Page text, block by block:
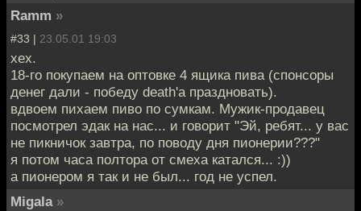
Ramm »
#33 | 23.05.01 19:03
хех.
18-го покупаем на оптовке 4 ящика пива (спонсоры
денег дали - победу death'а праздновать).
вдвоем пихаем пиво по сумкам. Мужик-продавец
посмотрел эдак на нас... и говорит "Эй, ребят... у вас
не пикничок завтра, по поводу дня пионерии???"
я потом часа полтора от смеха катался... :))
а пионером я так и не был... год не успел.
Migala »